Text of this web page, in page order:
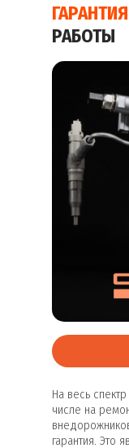
На весь
числе на
гарантия. Это
ГАРАНТИЯ
РАБОТЫ